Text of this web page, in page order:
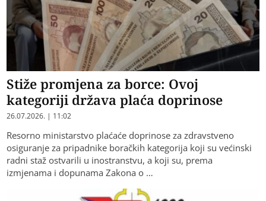
Stiže promjena za borce: Ovoj
kategoriji država plaća doprinose
26.07.2026. | 11:02
Resorno ministarstvo plaćaće doprinose za zdravstveno
osiguranje za pripadnike boračkih kategorija koji su većinski
radni staž ostvarili u inostranstvu, a koji su, prema
izmjenama i dopunama Zakona o …